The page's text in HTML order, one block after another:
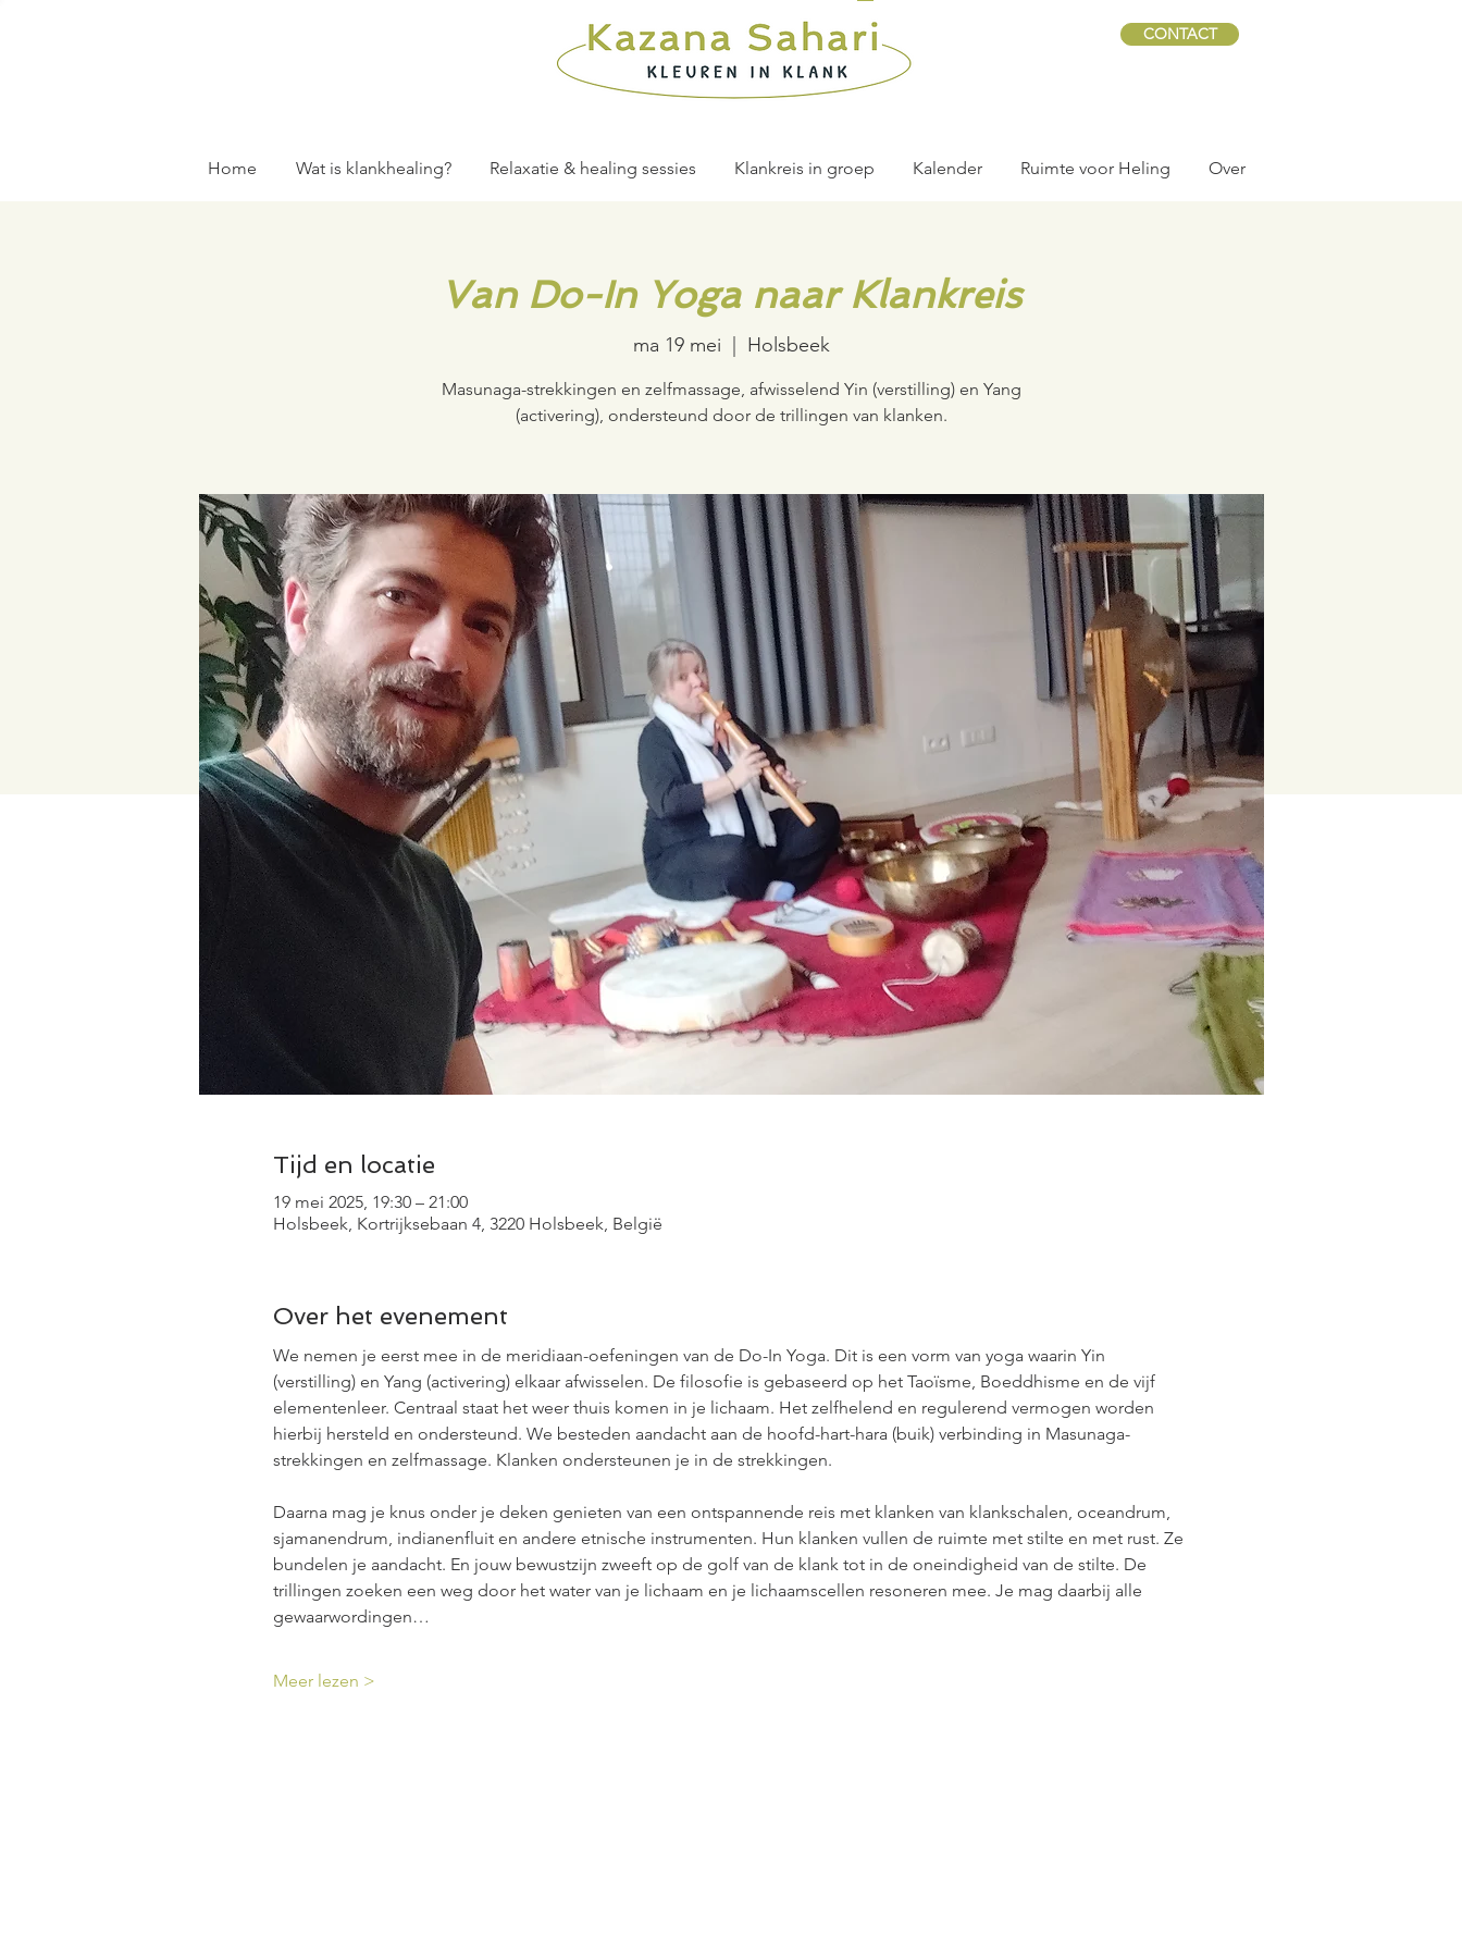
CONTACT
Home Wat is klankhealing? Relaxatie & healing sessies Klankreis in groep Kalender Ruimte voor Heling Over
Van Do-In Yoga naar Klankreis
ma 19 mei Holsbeek
Masunaga-strekkingen en zelfmassage, afwisselend Yin (verstilling) en Yang
(activering), ondersteund door de trillingen van klanken.
Tijd en locatie
19 mei 2025, 19:30 – 21:00
Holsbeek, Kortrijksebaan 4, 3220 Holsbeek, België
Over het evenement
We nemen je eerst mee in de meridiaan-oefeningen van de Do-In Yoga. Dit is een vorm van yoga waarin Yin
(verstilling) en Yang (activering) elkaar afwisselen. De filosofie is gebaseerd op het Taoïsme, Boeddhisme en de vijf
elementenleer. Centraal staat het weer thuis komen in je lichaam. Het zelfhelend en regulerend vermogen worden
hierbij hersteld en ondersteund. We besteden aandacht aan de hoofd-hart-hara (buik) verbinding in Masunaga-
strekkingen en zelfmassage. Klanken ondersteunen je in de strekkingen.
Daarna mag je knus onder je deken genieten van een ontspannende reis met klanken van klankschalen, oceandrum,
sjamanendrum, indianenfluit en andere etnische instrumenten. Hun klanken vullen de ruimte met stilte en met rust. Ze
bundelen je aandacht. En jouw bewustzijn zweeft op de golf van de klank tot in de oneindigheid van de stilte. De
trillingen zoeken een weg door het water van je lichaam en je lichaamscellen resoneren mee. Je mag daarbij alle
gewaarwordingen…
Meer lezen >